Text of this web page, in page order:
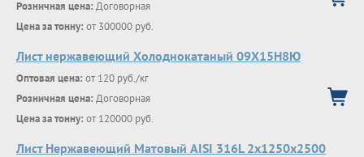
Розничная цена: Договорная
Цена за тонну: от 300000 руб.
Лист нержавеющий Холоднокатаный 09Х15Н8Ю
Оптовая цена: от 120 руб./кг
Розничная цена: Договорная
Цена за тонну: от 120000 руб.
Лист Нержавеющий Матовый AISI 316L 2х1250х2500